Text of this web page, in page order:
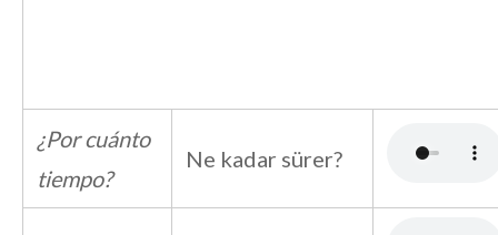
¿Por cuánto
tiempo?
Ne kadar sürer?